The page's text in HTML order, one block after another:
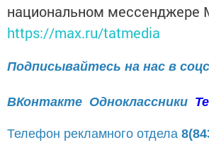
национальном мессенджере
https://max.ru/tatmedia
Подписывайтесь на нас в
ВКонтакте Одноклассники
Телефон рекламного отдела